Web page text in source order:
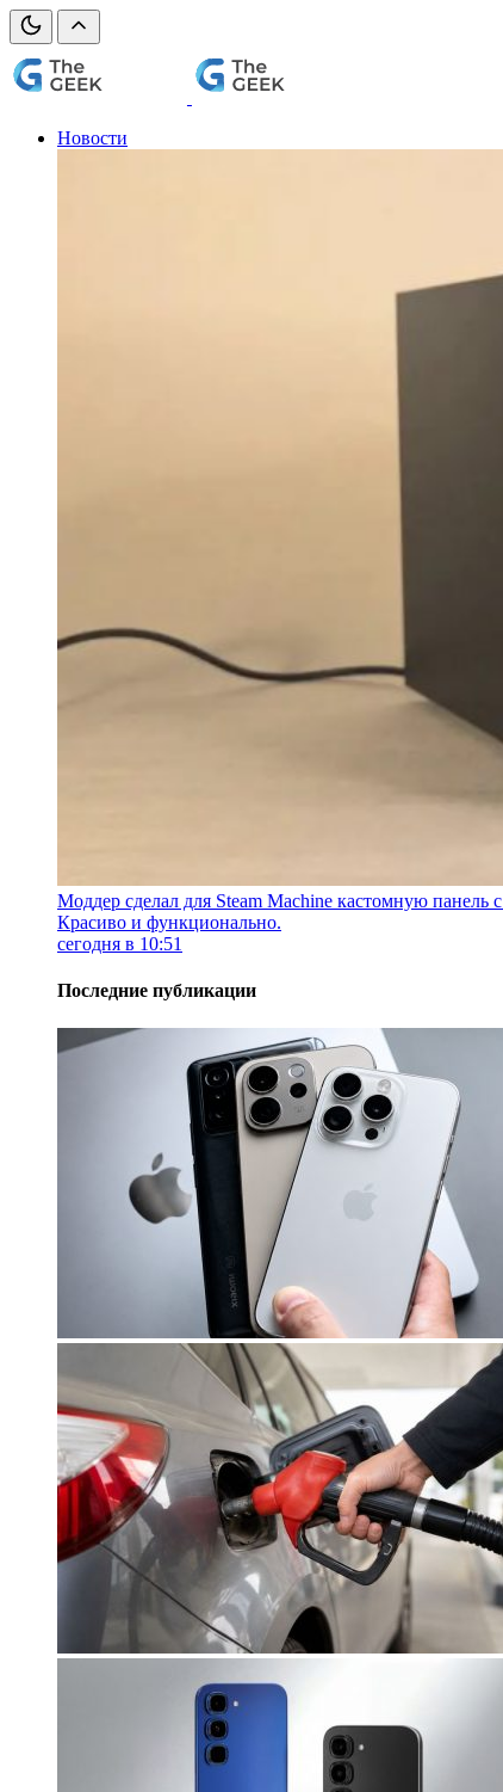
Новости
Моддер сделал для Steam Machine кастомную панель
Красиво и функционально.
сегодня в 10:51
Последние публикации